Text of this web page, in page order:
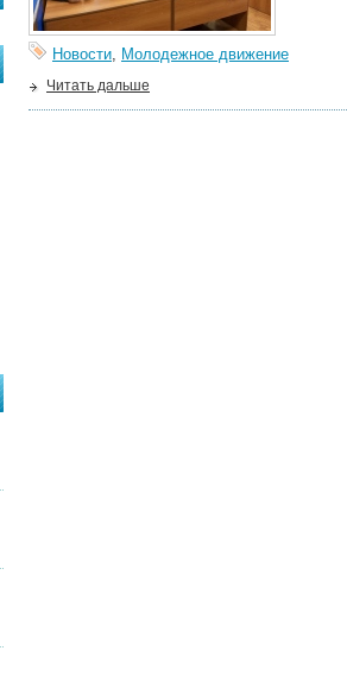
Новости, Молодежное движение
Читать дальше